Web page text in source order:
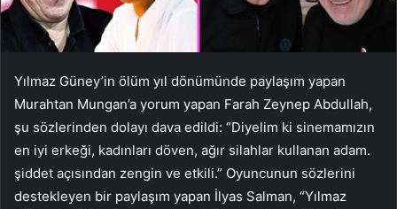
Yılmaz Güney’in ölüm yıl dönümünde paylaşım yapan
Murahtan Mungan’a yorum yapan Farah Zeynep Abdullah,
şu sözlerinden dolayı dava edildi: “Diyelim ki sinemamızın
en iyi erkeği, kadınları döven, ağır silahlar kullanan adam.
şiddet açısından zengin ve etkili.” Oyuncunun sözlerini
destekleyen bir paylaşım yapan İlyas Salman, “Yılmaz